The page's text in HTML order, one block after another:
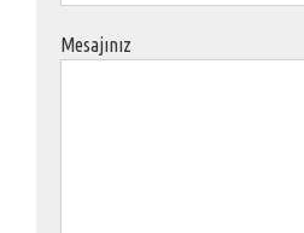
Mesajınız